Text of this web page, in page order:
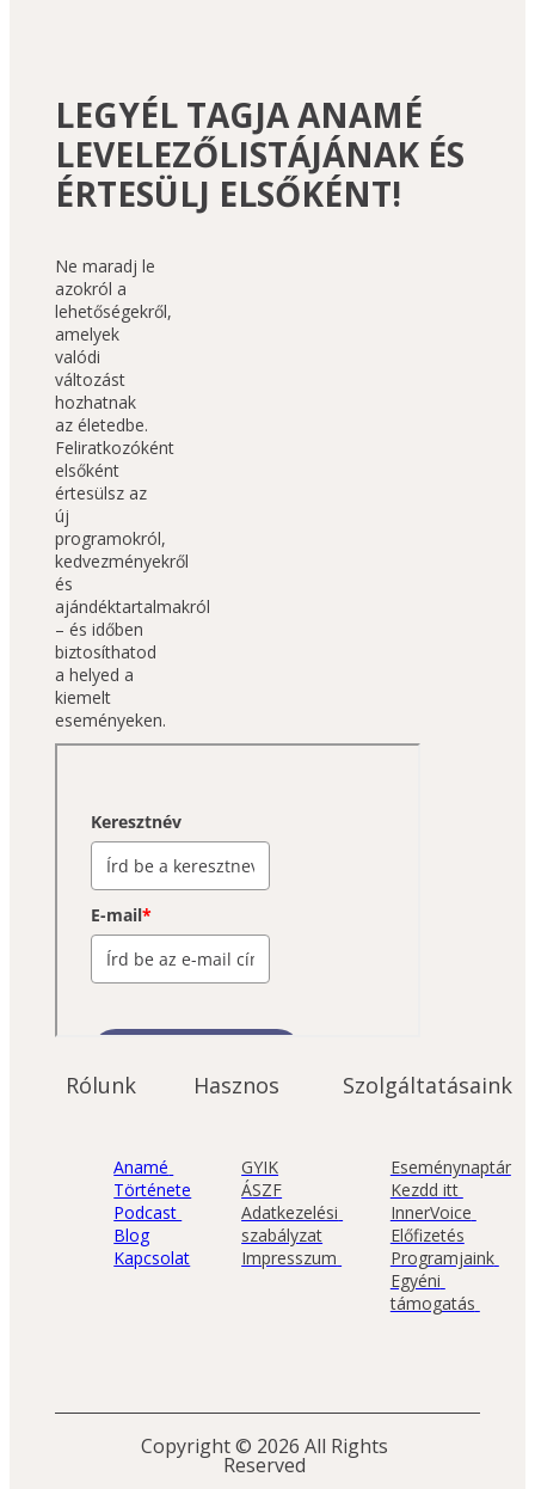
Rólunk
Anamé
Története
Podcast
Blog
Kapcsolat
Hasznos
GYIK
ÁSZF
Adatkezelési
szabályzat
LEGYÉL TAGJA ANAMÉ
LEVELEZŐLISTÁJÁNAK ÉS
ÉRTESÜLJ ELSŐKÉNT!
Ne maradj le
azokról a
lehetőségekről,
amelyek
valódi
változást
hozhatnak
az életedbe.
Feliratkozóként
elsőként
értesülsz az
új
programokról,
kedvezményekről
és
ajándéktartalmakról
– és időben
biztosíthatod
a helyed a
kiemelt
eseményeken.
Copyright © 2026 All Rights
Reserved
Szolgáltatásaink
Eseménynaptár
Kezdd itt
InnerVoice
Előfizetés
Programjaink
Egyéni